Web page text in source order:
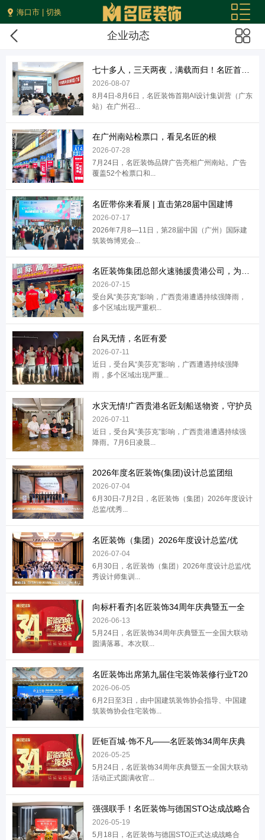
海口市 | 切换
企业动态
2026-08-07
8月4日-8月6日，名匠装饰首期AI设计集训营（广东
站）在广州召...
在广州南站检票口，看见名匠的根
2026-07-28
7月24日，名匠装饰品牌广告亮相广州南站。广告
覆盖52个检票口和...
名匠带你来看展 | 直击第28届中国建博
2026-07-17
2026年7月8—11日，第28届中国（广州）国际建
筑装饰博览会...
名匠装饰集团总部火速驰援贵港公司，为员工
2026-07-15
受台风“美莎克”影响，广西贵港遭遇持续强降雨，
多个区域出现严重积...
台风无情，名匠有爱
2026-07-11
近日，受台风“美莎克”影响，广西遭遇持续强降
雨，多个区域出现严重...
水灾无情!广西贵港名匠划船送物资，守护员
2026-07-11
近日，受台风“美莎克”影响，广西贵港遭遇持续强
降雨。7月6日凌晨...
2026年度名匠装饰(集团)设计总监团组
2026-07-04
6月30日-7月2日，名匠装饰（集团）2026年度设计
总监/优秀...
名匠装饰（集团）2026年度设计总监/优
2026-07-04
6月30日，名匠装饰（集团）2026年度设计总监/优
秀设计师集训...
向标杆看齐|名匠装饰34周年庆典暨五一全
2026-06-13
5月24日，名匠装饰34周年庆典暨五一全国大联动
圆满落幕。本次联...
名匠装饰出席第九届住宅装饰装修行业T20
2026-06-05
6月2日至3日，由中国建筑装饰协会指导、中国建
筑装饰协会住宅装饰...
匠钜百城·饰不凡——名匠装饰34周年庆典
2026-05-25
5月24日，名匠装饰34周年庆典暨五一全国大联动
活动正式圆满收官...
强强联手！名匠装饰与德国STO达成战略合
2026-05-19
5月18日，名匠装饰与德国STO正式达成战略合